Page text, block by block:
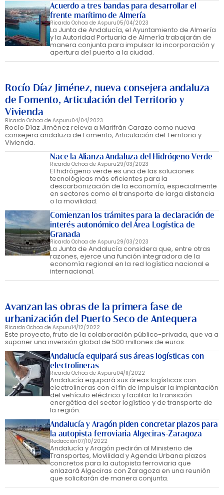
Acuerdo a tres bandas para desarrollar el
frente marítimo de Almería
Ricardo Ochoa de Aspuru05/04/2023
La Junta de Andalucía, el Ayuntamiento de Almería
y la Autoridad Portuaria de Almería trabajarán de
manera conjunta para impulsar la incorporación y
apertura del puerto a la ciudad.
Rocío Díaz Jiménez, nueva consejera andaluza
de Fomento, Articulación del Territorio y
Vivienda
Ricardo Ochoa de Aspuru04/04/2023
Rocío Díaz Jiménez releva a Marifrán Carazo como nueva
consejera andaluza de Fomento, Articulación del Territorio y
Vivienda.
Nace la Alianza Andaluza del Hidrógeno Verde
Ricardo Ochoa de Aspuru29/03/2023
El hidrógeno verde es una de las soluciones
tecnológicas más eficientes para la
descarbonización de la economía, especialmente
en sectores como el transporte de larga distancia
o la movilidad.
Comienzan los trámites para la declaración de
interés autonómico del Área Logística de
Granada
Ricardo Ochoa de Aspuru29/03/2023
La Junta de Andalucía considera que, entre otras
razones, ejerce una función integradora de la
economía regional en la red logística nacional e
internacional.
Avanzan las obras de la primera fase de
urbanización del Puerto Seco de Antequera
Ricardo Ochoa de Aspuru14/12/2022
Este proyecto, fruto de la colaboración público-privada, que va a
suponer una inversión global de 500 millones de euros.
Andalucía equipará sus áreas logísticas con
electrolineras
Ricardo Ochoa de Aspuru04/11/2022
Andalucía equipará sus áreas logísticas con
electrolineras con el fin de impulsar la implantación
del vehículo eléctrico y facilitar la transición
energética del sector logístico y de transporte de
la región.
Andalucía y Aragón piden concretar plazos para
la autopista ferroviaria Algeciras-Zaragoza
Redacción07/10/2022
Andalucía y Aragón pedirán al Ministerio de
Transportes, Movilidad y Agenda Urbana plazos
concretos para la autopista ferroviaria que
enlazará Algeciras con Zaragoza en una reunión
que solicitarán de manera conjunta.